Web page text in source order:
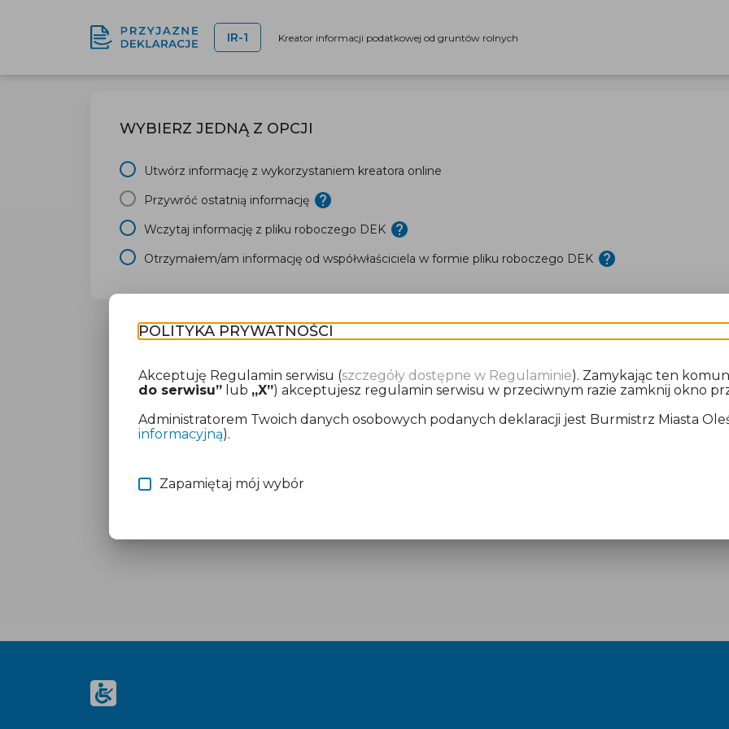
IR-1 Kreator informacji podatkowej od gruntów rolnych
WYBIERZ JEDNĄ Z OPCJI
Utwórz informację z wykorzystaniem kreatora online
Przywróć ostatnią informację
Wczytaj informację z pliku roboczego DEK
Otrzymałem/am informację od współwłaściciela w formie pliku roboczego DEK
POLITYKA PRYWATNOŚCI
Akceptuję Regulamin serwisu (szczegóły dostępne w Regulaminie). Zamykając ten
do serwisu” lub „X”) akceptujesz regulamin serwisu w przeciwnym razie zamknij okno
Administratorem Twoich danych osobowych podanych deklaracji jest Burmistrz Miasta
informacyjną).
Zapamiętaj mój wybór